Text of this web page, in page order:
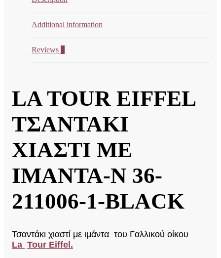
Additional information
Reviews
LA TOUR EIFFEL
ΤΣΑΝΤΑΚΙ
ΧΙΑΣΤΙ ΜΕ
ΙΜΑΝΤΑ-N 36-
211006-1-BLACK
Τσαντάκι χιαστί με ιμάντα του Γαλλικού οίκου
La Tour Eiffel.